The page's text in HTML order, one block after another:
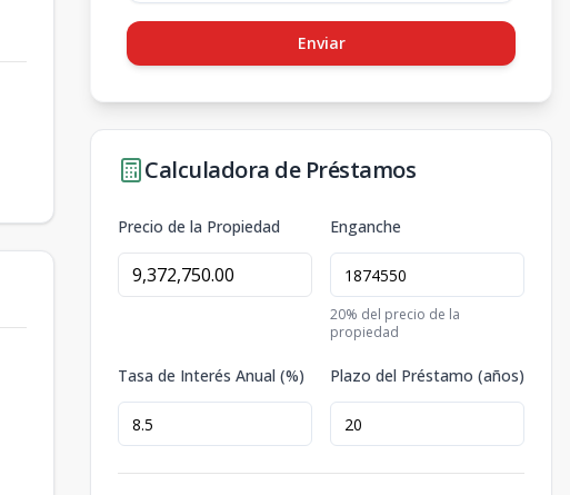
Enviar
Calculadora de Préstamos
Precio de la Propiedad Enganche
20% del precio de la
propiedad
Tasa de Interés Anual (%) Plazo del Préstamo (años)